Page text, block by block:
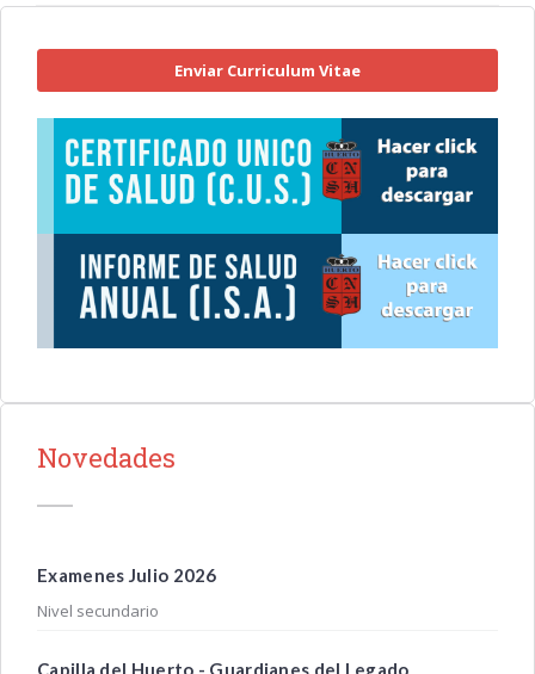
Enviar Curriculum Vitae
Novedades
Examenes Julio 2026
Nivel secundario
Capilla del Huerto - Guardianes del Legado